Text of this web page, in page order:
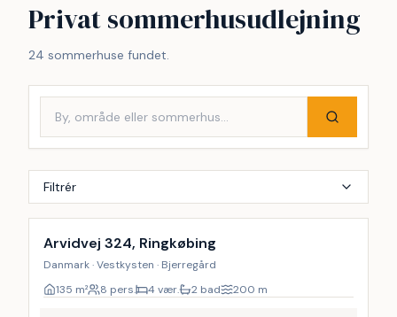
Privat sommerhusudlejning
24 sommerhuse fundet.
Filtrér
Arvidvej 324, Ringkøbing
Danmark · Vestkysten · Bjerregård
135 m² 8 pers. 4 vær. 2 bad 200 m